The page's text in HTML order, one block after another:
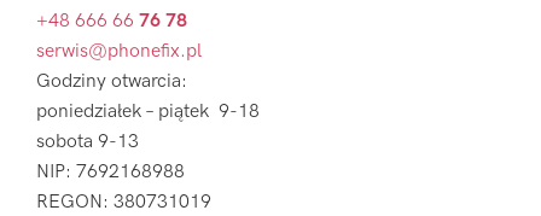
+48 666 66 76 78
serwis@phonefix.pl
Godziny otwarcia:
poniedziałek – piątek 9-18
sobota 9-13
NIP: 7692168988
REGON: 380731019